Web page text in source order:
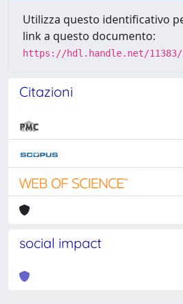
Utilizza questo identificativo
link a questo documento:
https://hdl.handle.net/11383/
Citazioni
social impact